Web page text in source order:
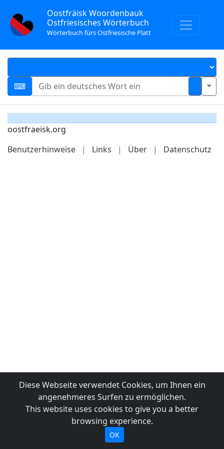
Oostfräisk Woordenbauk
Ostfriesisches Wörterbuch
Wörterbuch fürs Ostfriesische Platt
oostfraeisk.org
Benutzerhinweise
| Links | Über | Datenschutz
Diese Webseite verwendet Cookies, um Ihnen ein
angenehmeres Surfen zu ermöglichen.
This website uses cookies to give you a better
browsing experience.
OK